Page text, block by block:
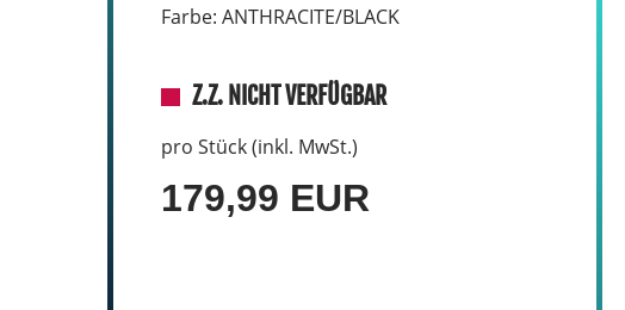
Farbe: ANTHRACITE/BLACK
Z.Z. NICHT VERFÜGBAR
pro Stück (inkl. MwSt.)
179,99 EUR